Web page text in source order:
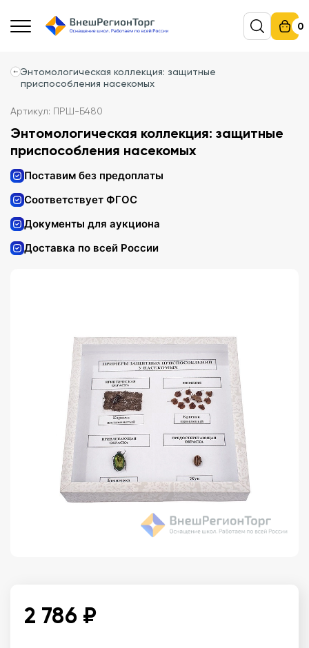
0
Энтомологическая коллекция: защитные
приспособления насекомых
Артикул: ПРШ-Б480
Энтомологическая коллекция: защитные
приспособления насекомых
Поставим без предоплаты
Соответствует ФГОС
Документы для аукциона
Доставка по всей России
2 786 ₽